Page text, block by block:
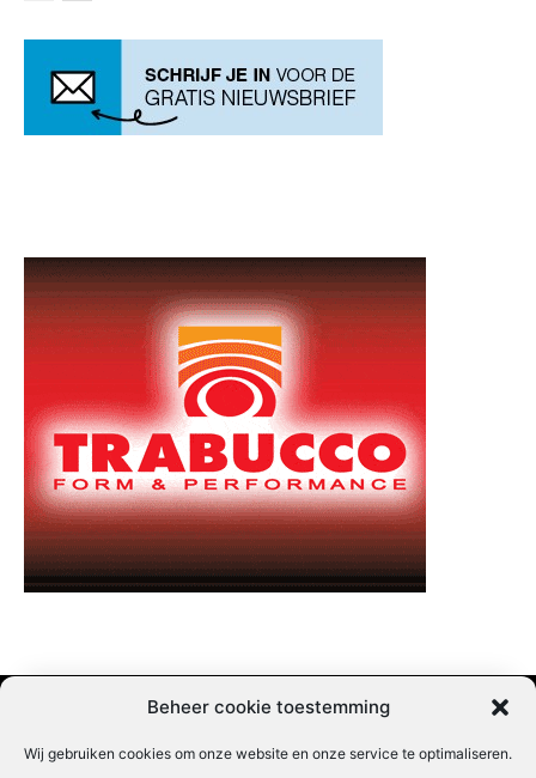
Beheer cookie toestemming
Wij gebruiken cookies om onze website en onze service te optimaliseren.